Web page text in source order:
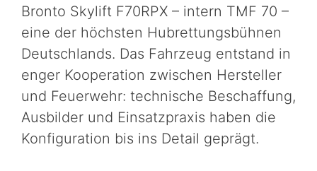
Bronto Skylift F70RPX – intern TMF 70 –
eine der höchsten Hubrettungsbühnen
Deutschlands. Das Fahrzeug entstand in
enger Kooperation zwischen Hersteller
und Feuerwehr: technische Beschaffung,
Ausbilder und Einsatzpraxis haben die
Konfiguration bis ins Detail geprägt.